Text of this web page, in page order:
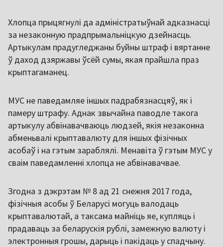
Хлопца прыцягнулі да адміністратыўнай адказнасці
за незаконную прадпрымальніцкую дзейнасць.
Артыкулам прадугледжаны буйны штраф і вяртанне
ў даход дзяржавы ўсёй сумы, якая прайшла праз
крыптагаманец.
МУС не паведамляе іншых падрабязнасцяў, як і
памеру штрафу. Аднак звычайна паводле такога
артыкулу абвінавачваюць людзей, якія незаконна
абменьвалі крыптавалюту для іншых фізічных
асобаў і на гэтым зараблялі. Менавіта ў гэтым МУС у
сваім паведамленні хлопца не абвінавачвае.
Згодна з дэкрэтам № 8 ад 21 снежня 2017 года,
фізічныя асобы ў Беларусі могуць валодаць
крыптавалютай, а таксама майніць яе, купляць і
прадаваць за беларускія рублі, замежную валюту і
электронныя грошы, дарыць і пакідаць у спадчыну.